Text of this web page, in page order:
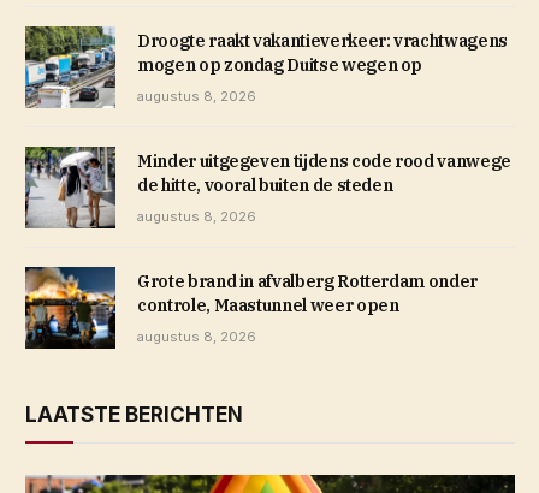
Droogte raakt vakantieverkeer: vrachtwagens
mogen op zondag Duitse wegen op
augustus 8, 2026
Minder uitgegeven tijdens code rood vanwege
de hitte, vooral buiten de steden
augustus 8, 2026
Grote brand in afvalberg Rotterdam onder
controle, Maastunnel weer open
augustus 8, 2026
LAATSTE BERICHTEN